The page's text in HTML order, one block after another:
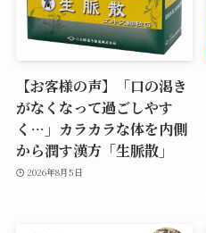
【お客様の声】「口の渇き
がなくなって過ごしやす
く…」カラカラな体を内側
から潤す漢方「生脈散」
2026年8月5日